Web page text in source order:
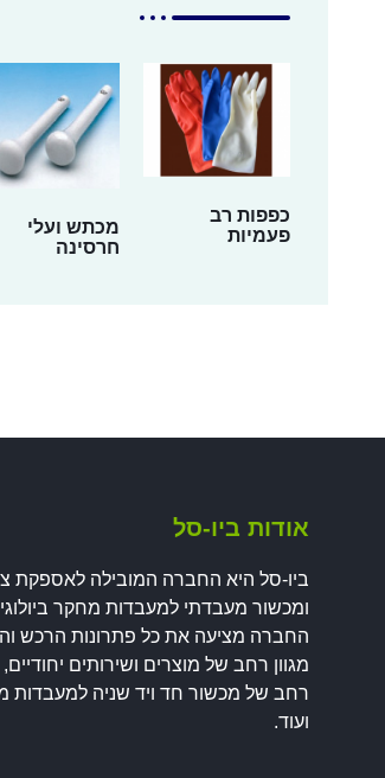
כפפות רב
פעמיות
מכתש ועלי
חרסינה
אודות ביו-סל
ביו-סל היא החברה המובילה לאספקת
ומכשור מעבדתי למעבדות מחקר ביולוגי
החברה מציעה את כל פתרונות הרכש
מגוון רחב של מוצרים ושירותים יחודיים,
רחב של מכשור חד ויד שניה למעבדות
ועוד.